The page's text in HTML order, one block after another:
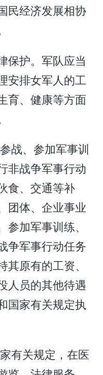
民经济发展相协
保护。军队应当
安排女军人的工
育、健康等方面
战、参加军事训
非战争军事行动
食、交通等补
团体、企业事业
加军事训练、
争军事行动任务
原有的工资、
人员的其他待遇
国家有关规定执
有关规定，在医